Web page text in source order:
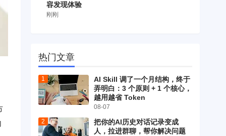
容发现体验
刚刚
热门文章
AI Skill 调了一个月结构，终于
弄明白：3 个原则 + 1 个核心，
越用越省 Token
08-07
把你的AI历史对话记录变成
人，拉进群聊，帮你解决问题